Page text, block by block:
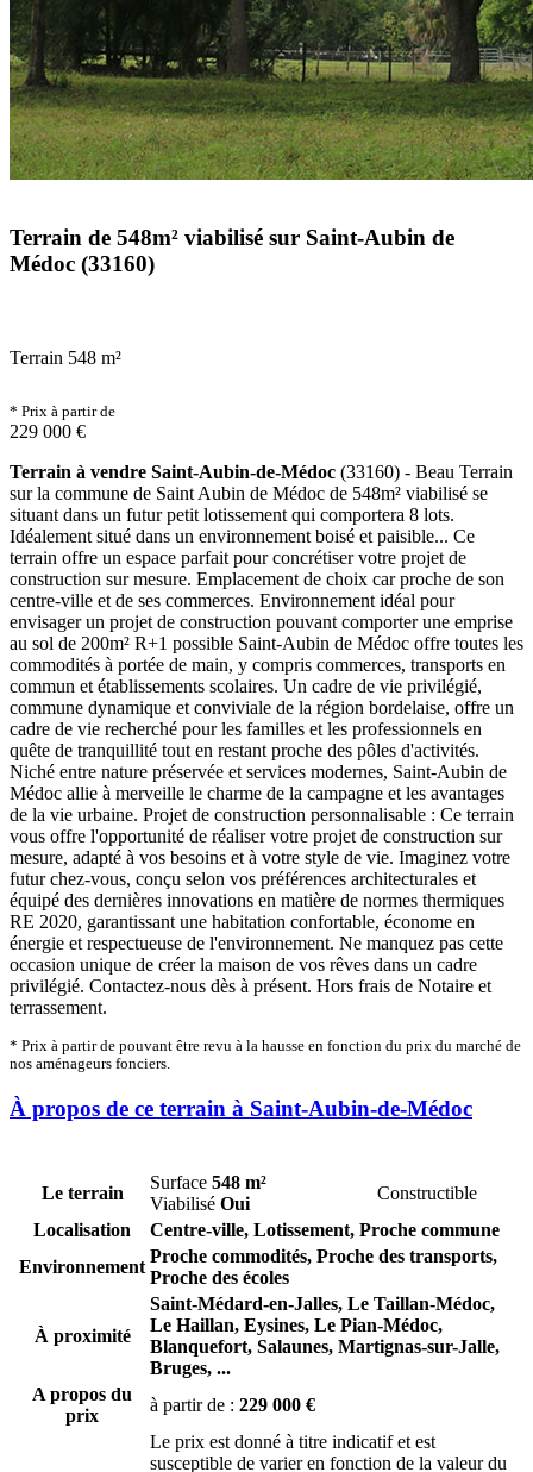
Terrain de 548m² viabilisé sur Saint-Aubin de
Médoc (33160)
Terrain 548 m²
* Prix à partir de
229 000 €
Terrain à vendre Saint-Aubin-de-Médoc (33160) - Beau Terrain
sur la commune de Saint Aubin de Médoc de 548m² viabilisé se
situant dans un futur petit lotissement qui comportera 8 lots.
Idéalement situé dans un environnement boisé et paisible... Ce
terrain offre un espace parfait pour concrétiser votre projet de
construction sur mesure. Emplacement de choix car proche de son
centre-ville et de ses commerces. Environnement idéal pour
envisager un projet de construction pouvant comporter une emprise
au sol de 200m² R+1 possible Saint-Aubin de Médoc offre toutes les
commodités à portée de main, y compris commerces, transports en
commun et établissements scolaires. Un cadre de vie privilégié,
commune dynamique et conviviale de la région bordelaise, offre un
cadre de vie recherché pour les familles et les professionnels en
quête de tranquillité tout en restant proche des pôles d'activités.
Niché entre nature préservée et services modernes, Saint-Aubin de
Médoc allie à merveille le charme de la campagne et les avantages
de la vie urbaine. Projet de construction personnalisable : Ce terrain
vous offre l'opportunité de réaliser votre projet de construction sur
mesure, adapté à vos besoins et à votre style de vie. Imaginez votre
futur chez-vous, conçu selon vos préférences architecturales et
équipé des dernières innovations en matière de normes thermiques
RE 2020, garantissant une habitation confortable, économe en
énergie et respectueuse de l'environnement. Ne manquez pas cette
occasion unique de créer la maison de vos rêves dans un cadre
privilégié. Contactez-nous dès à présent. Hors frais de Notaire et
terrassement.
* Prix à partir de pouvant être revu à la hausse en fonction du prix du marché de
nos aménageurs fonciers.
À propos de ce terrain à Saint-Aubin-de-Médoc
Le terrain
Surface 548 m²
Viabilisé Oui
Constructible
Localisation
Centre-ville, Lotissement, Proche commune
Environnement
Proche commodités, Proche des transports,
Proche des écoles
À proximité
Saint-Médard-en-Jalles, Le Taillan-Médoc,
Le Haillan, Eysines, Le Pian-Médoc,
Blanquefort, Salaunes, Martignas-sur-Jalle,
Bruges, ...
A propos du
prix
à partir de : 229 000 €
Le prix est donné à titre indicatif et est
susceptible de varier en fonction de la valeur du